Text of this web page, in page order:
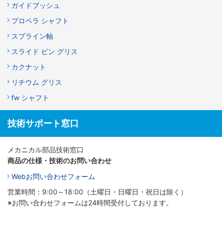
ガイドブッシュ
プロペラ シャフト
スプライン軸
スライド ピン グリス
カクナット
リチウム グリス
fw シャフト
技術サポート窓口
メカニカル部品技術窓口
商品の仕様・技術のお問い合わせ
Webお問い合わせフォーム
営業時間：9:00～18:00（土曜日・日曜日・祝日は除く）
※お問い合わせフォームは24時間受付しております。